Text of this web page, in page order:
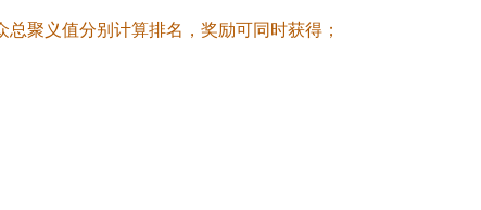
总聚义值分别计算排名，奖励可同时获得；